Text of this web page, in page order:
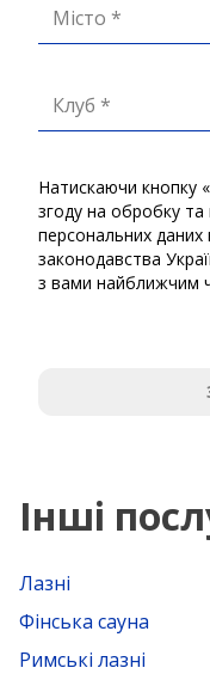
Місто *
Клуб *
Натискаючи кнопку
згоду на обробку
персональних
законодавства
з вами найближчим
Інші
Лазні
Фінська сауна
Римські лазні